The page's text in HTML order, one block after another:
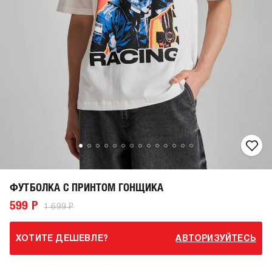
ФУТБОЛКА С ПРИНТОМ ГОНЩИКА
599 Р 1 699 Р
ХОТИТЕ ДЕШЕВЛЕ? АВТОРИЗУЙТЕСЬ